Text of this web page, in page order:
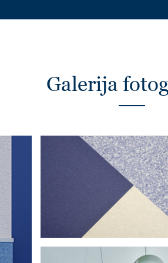
Galerija